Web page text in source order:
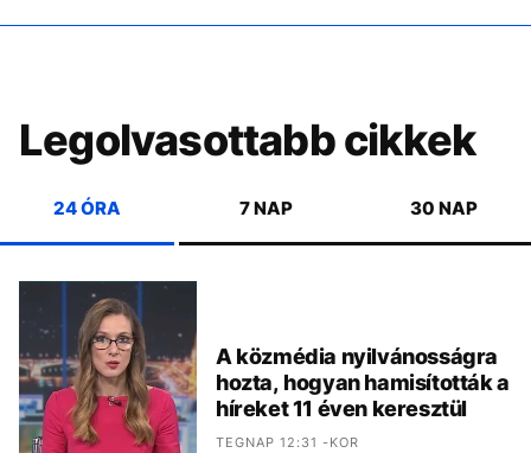
Legolvasottabb cikkek
24 ÓRA 7 NAP 30 NAP
A közmédia nyilvánosságra
hozta, hogyan hamisították a
híreket 11 éven keresztül
TEGNAP 12:31 -KOR